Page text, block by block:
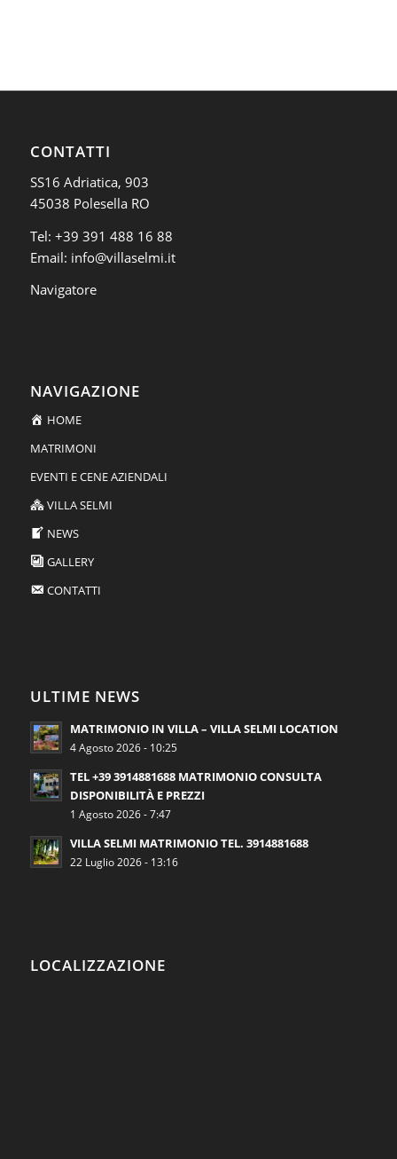
CONTATTI
SS16 Adriatica, 903
45038 Polesella RO
Tel: +39 391 488 16 88
Email: info@villaselmi.it
Navigatore
NAVIGAZIONE
HOME
MATRIMONI
EVENTI E CENE AZIENDALI
VILLA SELMI
NEWS
GALLERY
CONTATTI
ULTIME NEWS
MATRIMONIO IN VILLA – VILLA SELMI LOCATION
4 Agosto 2026 - 10:25
TEL +39 3914881688 MATRIMONIO CONSULTA
DISPONIBILITÀ E PREZZI
1 Agosto 2026 - 7:47
VILLA SELMI MATRIMONIO TEL. 3914881688
22 Luglio 2026 - 13:16
LOCALIZZAZIONE